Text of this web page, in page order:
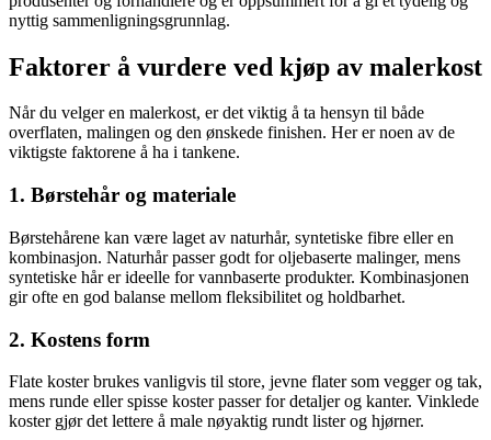
nyttig sammenligningsgrunnlag.
Faktorer å vurdere ved kjøp av malerkost
Når du velger en malerkost, er det viktig å ta hensyn til både
overflaten, malingen og den ønskede finishen. Her er noen av de
viktigste faktorene å ha i tankene.
1. Børstehår og materiale
Børstehårene kan være laget av naturhår, syntetiske fibre eller en
kombinasjon. Naturhår passer godt for oljebaserte malinger, mens
syntetiske hår er ideelle for vannbaserte produkter. Kombinasjonen
gir ofte en god balanse mellom fleksibilitet og holdbarhet.
2. Kostens form
Flate koster brukes vanligvis til store, jevne flater som vegger og tak,
mens runde eller spisse koster passer for detaljer og kanter. Vinklede
koster gjør det lettere å male nøyaktig rundt lister og hjørner.